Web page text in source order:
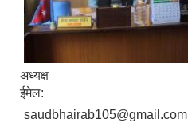
अध्यक्ष
ईमेल:
saudbhairab105@gmail.com